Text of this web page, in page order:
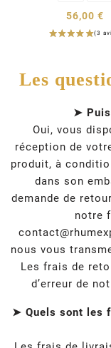
56,00 €
Les
➤
Oui, vous
réception de
produit, à
dans son
demande de
notre
nous vous
Les frais de
d’erreur de
➤ Quels sont les